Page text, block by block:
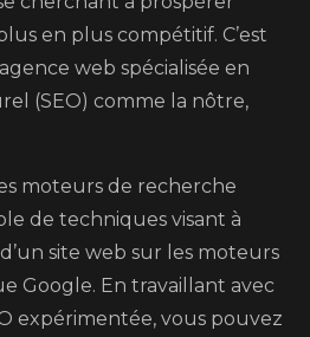
en plus compétitif. C’est
web spécialisée en
(SEO) comme la nôtre,
moteurs de recherche
de techniques visant à
site web sur les moteurs
Google. En travaillant avec
expérimentée, vous pouvez